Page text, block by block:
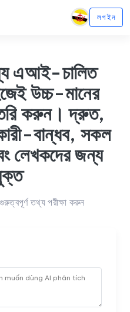
লগ ইন
এআই-চালিত
উচ্চ-মানের
করুন। দ্রুত,
বান্ধব, সকল
লেখকদের জন্য
তথ্য পরীক্ষা করুন